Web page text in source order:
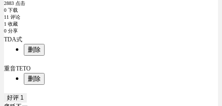
2883 点击
0 下载
11 评论
1 收藏
0 分享
TDA式
删除
重音TETO
删除
好评 1